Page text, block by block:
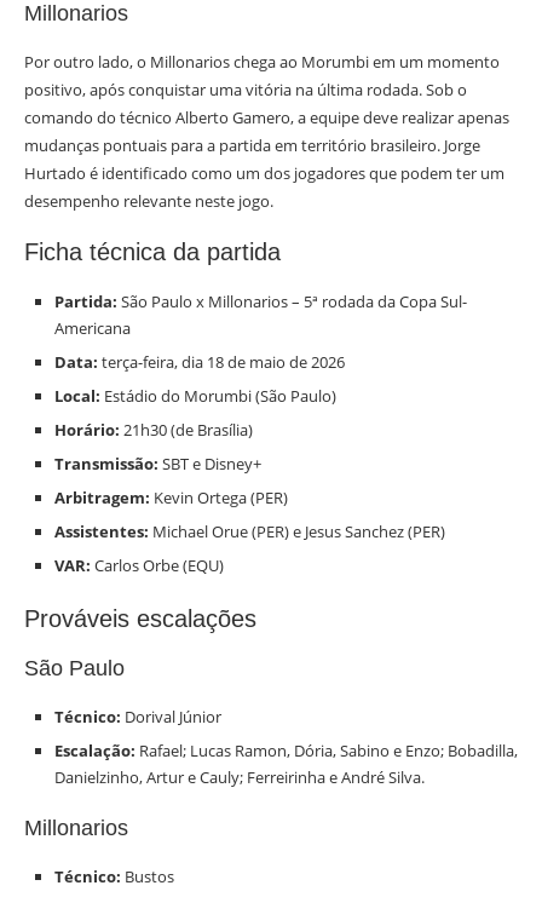
Millonarios
Por outro lado, o Millonarios chega ao Morumbi em um momento
positivo, após conquistar uma vitória na última rodada. Sob o
comando do técnico Alberto Gamero, a equipe deve realizar apenas
mudanças pontuais para a partida em território brasileiro. Jorge
Hurtado é identificado como um dos jogadores que podem ter um
desempenho relevante neste jogo.
Ficha técnica da partida
Partida: São Paulo x Millonarios – 5ª rodada da Copa Sul-
Americana
Data: terça-feira, dia 18 de maio de 2026
Local: Estádio do Morumbi (São Paulo)
Horário: 21h30 (de Brasília)
Transmissão: SBT e Disney+
Arbitragem: Kevin Ortega (PER)
Assistentes: Michael Orue (PER) e Jesus Sanchez (PER)
VAR: Carlos Orbe (EQU)
Prováveis escalações
São Paulo
Técnico: Dorival Júnior
Escalação: Rafael; Lucas Ramon, Dória, Sabino e Enzo; Bobadilla,
Danielzinho, Artur e Cauly; Ferreirinha e André Silva.
Millonarios
Técnico: Bustos